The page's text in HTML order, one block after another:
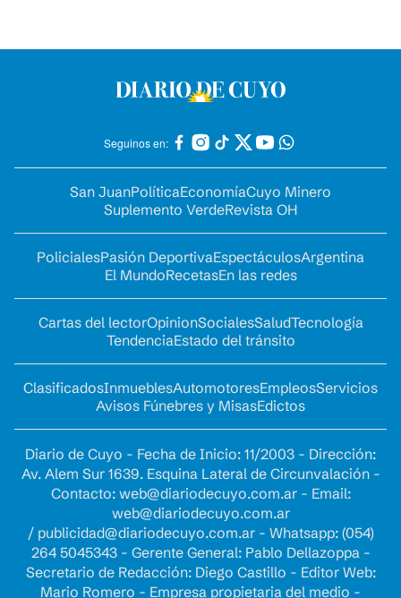
Seguinos en:
San JuanPolíticaEconomíaCuyo Minero
Suplemento VerdeRevista OH
PolicialesPasión DeportivaEspectáculosArgentina
El MundoRecetasEn las redes
Cartas del lectorOpinionSocialesSaludTecnología
TendenciaEstado del tránsito
ClasificadosInmueblesAutomotoresEmpleosServicios
Avisos Fúnebres y MisasEdictos
Diario de Cuyo - Fecha de Inicio: 11/2003 - Dirección:
Av. Alem Sur 1639. Esquina Lateral de Circunvalación -
Contacto: web@diariodecuyo.com.ar- Email:
web@diariodecuyo.com.ar
/ publicidad@diariodecuyo.com.ar- Whatsapp: (054)
264 5045343 - Gerente General: Pablo Dellazoppa -
Secretario de Redacción: Diego Castillo - Editor Web:
Mario Romero - Empresa propietaria del medio -